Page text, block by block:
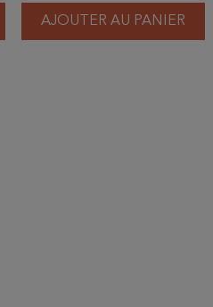
AJOUTER AU PANIER